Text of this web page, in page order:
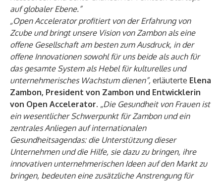
auf globaler Ebene.”
„Open Accelerator profitiert von der Erfahrung von
Zcube und bringt unsere Vision von Zambon als eine
offene Gesellschaft am besten zum Ausdruck, in der
offene Innovationen sowohl für uns beide als auch für
das gesamte System als Hebel für kulturelles und
unternehmerisches Wachstum dienen”, erläuterte Elena
Zambon, President von Zambon und Entwicklerin
von Open Accelerator. „Die Gesundheit von Frauen ist
ein wesentlicher Schwerpunkt für Zambon und ein
zentrales Anliegen auf internationalen
Gesundheitsagendas: die Unterstützung dieser
Unternehmen und die Hilfe, sie dazu zu bringen, ihre
innovativen unternehmerischen Ideen auf den Markt zu
bringen, bedeuten eine zusätzliche Anstrengung für